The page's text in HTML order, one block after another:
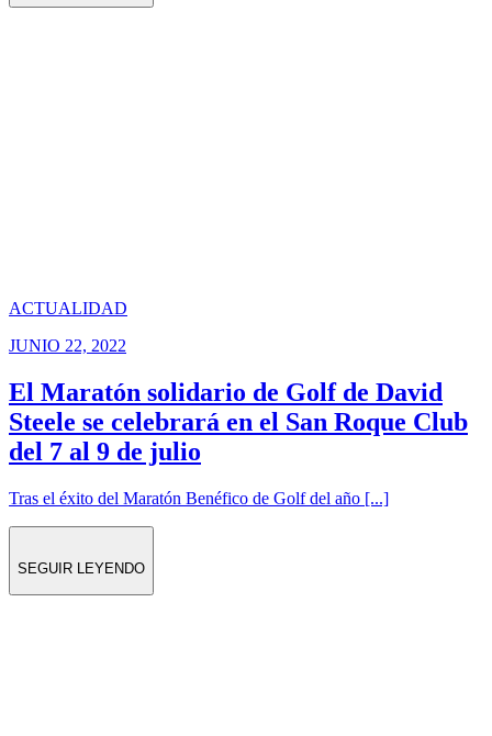
ACTUALIDAD
JUNIO 22, 2022
El Maratón solidario de Golf de David
Steele se celebrará en el San Roque Club
del 7 al 9 de julio
Tras el éxito del Maratón Benéfico de Golf del año [...]
SEGUIR LEYENDO